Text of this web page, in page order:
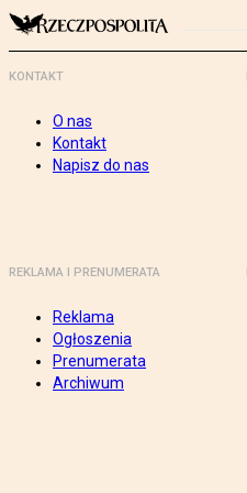
KONTAKT
O nas
Kontakt
Napisz do nas
REKLAMA I PRENUMERATA
Reklama
Ogłoszenia
Prenumerata
Archiwum